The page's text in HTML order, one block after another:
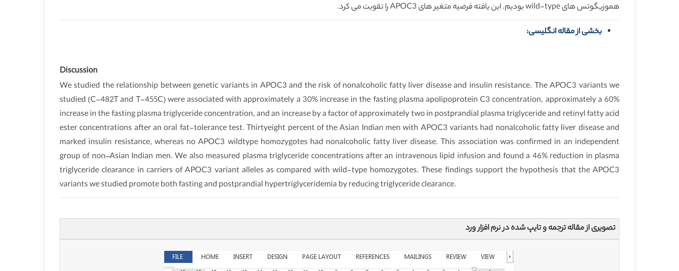
هموزیگوتس های wild-type بودیم. این یافته فرضیه متغیر های APOC3 را تقویت می کرد.
بخشی از مقاله انگلیسی:
Discussion
We studied the relationship between genetic variants in APOC3 and the risk of nonalcoholic fatty liver disease and insulin resistance. The APOC3 variants we
studied (C-482T and T-455C) were associated with approximately a 30% increase in the fasting plasma apolipoprotein C3 concentration, approximately a 60%
increase in the fasting plasma triglyceride concentration, and an increase by a factor of approximately two in postprandial plasma triglyceride and retinyl fatty acid
ester concentrations after an oral fat-tolerance test. Thirtyeight percent of the Asian Indian men with APOC3 variants had nonalcoholic fatty liver disease and
marked insulin resistance, whereas no APOC3 wildtype homozygotes had nonalcoholic fatty liver disease. This association was confirmed in an independent
group of non–Asian Indian men. We also measured plasma triglyceride concentrations after an intravenous lipid infusion and found a 46% reduction in plasma
triglyceride clearance in carriers of APOC3 variant alleles as compared with wild-type homozygotes. These findings support the hypothesis that the APOC3
variants we studied promote both fasting and postprandial hypertriglyceridemia by reducing triglyceride clearance.
تصویری از مقاله ترجمه و تایپ شده در نرم افزار ورد